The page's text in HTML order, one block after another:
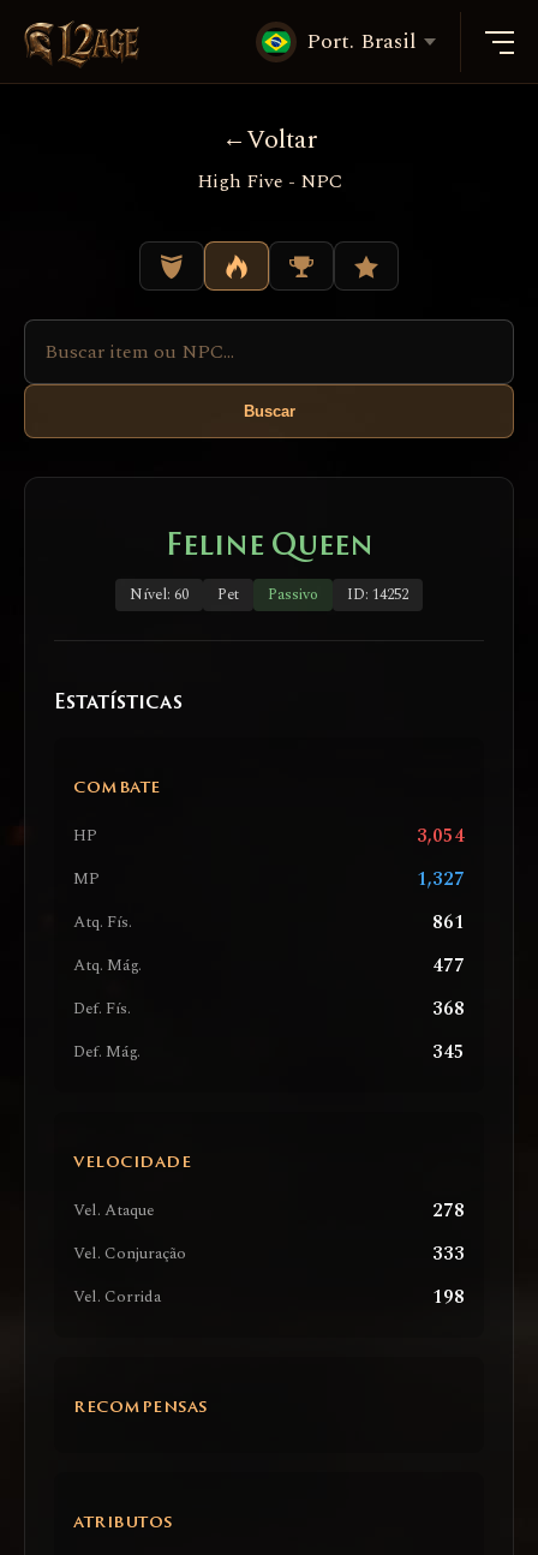
Port. Brasil
Voltar
High Five - NPC
Buscar
Feline Queen
Nível: 60 Pet Passivo ID: 14252
Estatísticas
COMBATE
HP 3,054
MP 1,327
Atq. Fís. 861
Atq. Mág. 477
Def. Fís. 368
Def. Mág. 345
VELOCIDADE
Vel. Ataque 278
Vel. Conjuração 333
Vel. Corrida 198
RECOMPENSAS
ATRIBUTOS